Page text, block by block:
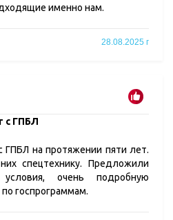
именно нам.
28.08.2025 г
с ГПБЛ
ГПБЛ на протяжении пяти лет.
спецтехнику. Предложили
очень подробную
госпрограммам.